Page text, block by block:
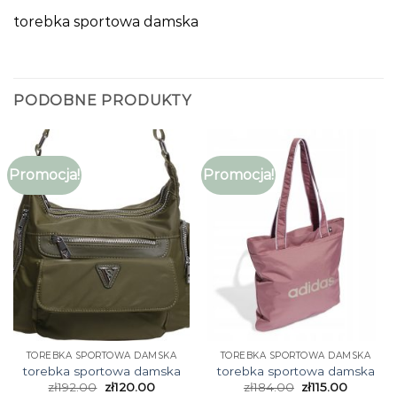
torebka sportowa damska
PODOBNE PRODUKTY
Promocja!
TOREBKA SPORTOWA DAMSKA
torebka sportowa damska
zł192.00 zł120.00
Promocja!
TOREBKA SPORTOWA DAMSKA
torebka sportowa damska
zł184.00 zł115.00